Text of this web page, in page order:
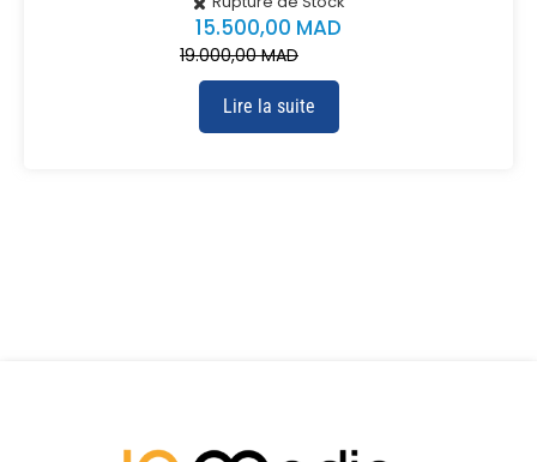
19.000,00MAD
15.500,00 MAD
Lire la suite